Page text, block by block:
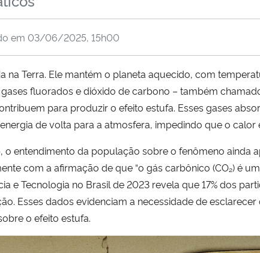
em 03/06/2025, 15h00
na Terra. Ele mantém o planeta aquecido, com
fluorados e dióxido de carbono – também
para produzir o efeito estufa. Esses gases
de volta para a atmosfera, impedindo que o calor
entendimento da população sobre o fenômeno ainda
com a afirmação de que “o gás carbônico (CO₂) é
e Tecnologia no Brasil de 2023 revela que 17% dos
Esses dados evidenciam a necessidade de
o efeito estufa.